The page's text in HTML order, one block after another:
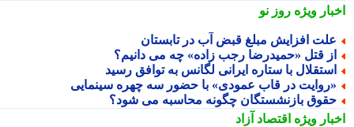
ویژهروز نو
افزایش مبلغ قبض آب در تابستان
قتل «حمیدرضا رجب زاده» چه می دانیم؟
با ستاره ایرانی لگانس به توافق رسید
در قاب عمودی» با حضور سه چهره سینمایی
بازنشستگان چگونه محاسبه می شود؟
ویژهاقتصاد آزاد